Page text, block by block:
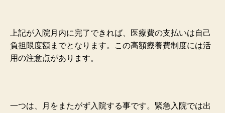
上記が入院月内に完了できれば、医療費の支払いは自己
負担限度額までとなります。
この高額療養費制度には活
用の注意点があります。
一つは、月をまたがず入院する事です。緊急入院では出